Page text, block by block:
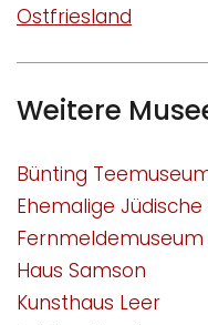
Ostfriesland
Weitere
Bünting
Ehemalige
Fernmeldemuseum
Haus Samson
Kunsthaus Leer